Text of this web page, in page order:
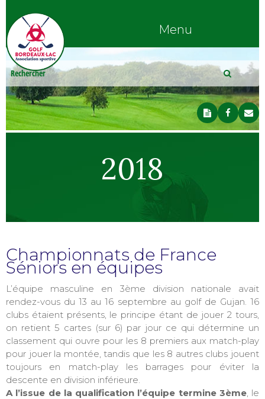
Menu
2018
Championnats de France
Séniors en équipes
L’équipe masculine en 3ème division nationale avait
rendez-vous du 13 au 16 septembre au golf de Gujan. 16
clubs étaient présents, le principe étant de jouer 2 tours,
on retient 5 cartes (sur 6) par jour ce qui détermine un
classement qui ouvre pour les 8 premiers aux match-play
pour jouer la montée, tandis que les 8 autres clubs jouent
toujours en match-play les barrages pour éviter la
descente en division inférieure.
A l’issue de la qualification l’équipe termine 3ème, le